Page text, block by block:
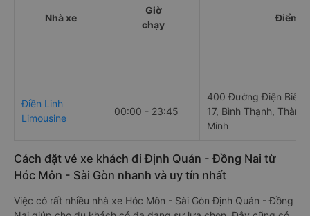
Nhà xe
Giờ
chạy
Điểm đi
Điền Linh
Limousine
00:00 - 23:45
400 Đường Điện Biên
17, Bình Thạnh, Thành
Minh
Cách đặt vé xe khách đi Định Quán - Đồng Nai từ
Hóc Môn - Sài Gòn nhanh và uy tín nhất
Việc có rất nhiều nhà xe Hóc Môn - Sài Gòn Định Quán - Đồng